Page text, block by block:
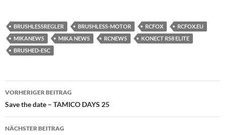
BRUSHLESSREGLER BRUSHLESS-MOTOR RCFOX
RCFOX.EU
MIKANEWS
MIKA NEWS RCNEWS
KONECT RS8 ELITE
BRUSHED-ESC
Beitragsnavigation
VORHERIGER BEITRAG
Save the date – TAMICO DAYS 25
NÄCHSTER BEITRAG